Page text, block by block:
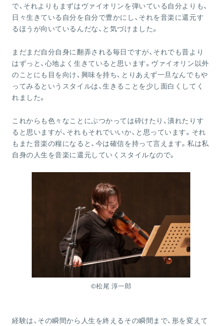
で、それよりもまずはヴァイオリンを弾いている自分よりも、
日々生きている自分を自分で豊かにし、それを音楽に還元す
るほうが向いているんだな、と気づけました。
まだまだ自分自身に翻弄される毎日ですが、それでも昔より
はずっと、心地よく生きていると思います。ヴァイオリン以外
のことにも目を向け、興味を持ち、とりあえず一旦なんでもや
ってみるというスタイルは、生きることを少し面白くしてく
れました。
これからも色々なことにぶつかっては砕けたり、潰れたりす
ると思いますが、それもそれでいいか、と思っています。それ
もまた音楽の糧になると、今は確信を持って言えます。私は私
自身の人生を音楽に還元していくスタイルなので。
©︎松尾 淳一郎
経験は、その瞬間から人生を終えるその瞬間まで、形を変えて